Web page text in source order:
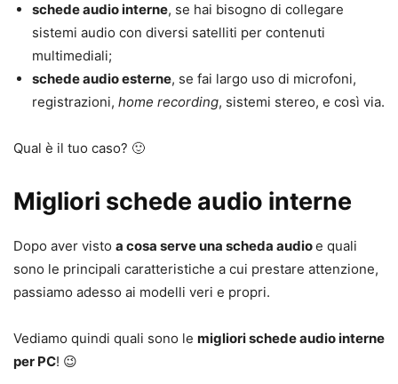
schede audio interne, se hai bisogno di collegare
sistemi audio con diversi satelliti per contenuti
multimediali;
schede audio esterne, se fai largo uso di microfoni,
registrazioni, home recording, sistemi stereo, e così via.
Qual è il tuo caso? 🙂
Migliori schede audio interne
Dopo aver visto a cosa serve una scheda audioe quali
sono le principali caratteristiche a cui prestare attenzione,
passiamo adesso ai modelli veri e propri.
Vediamo quindi quali sono le migliori schede audio interne
per PC! 😉